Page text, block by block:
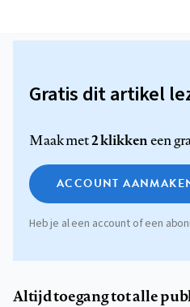
Gratis dit artikel
Maak met2 klikkeneen
ACCOUNT
Heb je al een account of een
Altijd toegang tot alle